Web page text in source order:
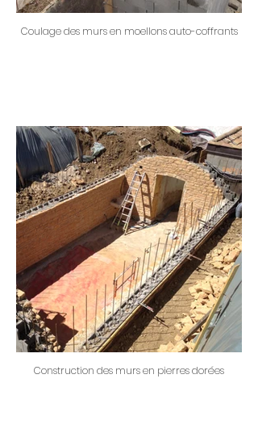
Coulage des murs en moellons auto-coffrants
Construction des murs en pierres dorées